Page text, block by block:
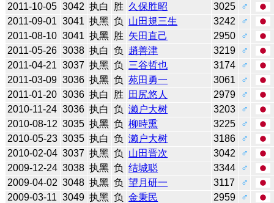
2011-10-05 3042 执白 胜 久保胜昭 3025
♂
2011-09-01 3041 执黑 负 山田規三生 3242
♂
2011-08-10 3041 执黑 胜 矢田直己 2950
♂
2011-05-26 3038 执白 负 趙善津 3219
♂
2011-04-21 3037 执黑 负 三谷哲也 3174
♂
2011-03-09 3036 执黑 负 苑田勇一 3061
♂
2011-01-20 3036 执白 胜 田尻悠人 2979
♂
2010-11-24 3036 执白 负 濑户大树 3203
♂
2010-08-12 3035 执黑 负 柳時熏 3225
♂
2010-05-23 3035 执白 负 濑户大树 3186
♂
2010-02-04 3037 执黑 负 山田晋次 3042
♂
2009-12-24 3038 执黑 负 结城聪 3344
♂
2009-04-02 3048 执黑 负 望月研一 3117
♂
2009-03-11 3049 执黑 负 金秉民 2959
♂